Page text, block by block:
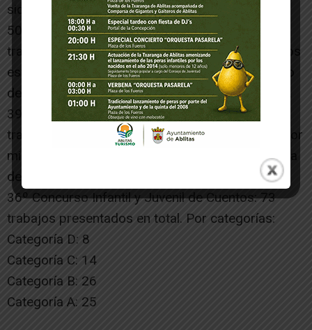
sido el siguiente:
50º Concurso de cuentos Ciudad de Tudela: 536
trabajos. Os recordamos que el jurado de cuentos
está compuesto por miembros del departamento
de lengua y literatura del IES Benjamín de Tudela.
39º Concurso de poesía: se han presentado 435
trabajos y el jurado, un año más, está formado por
miembros del departamento de lengua y literatura
del IES Valle del Ebro de Tudela)
36º Concurso Infantil y Juvenil de Cuentos: 73
trabajos presentados en total. Por categorías:
Categoría D: 8
Categoría C: 14
Categoría B: 26
Categoría A: 25